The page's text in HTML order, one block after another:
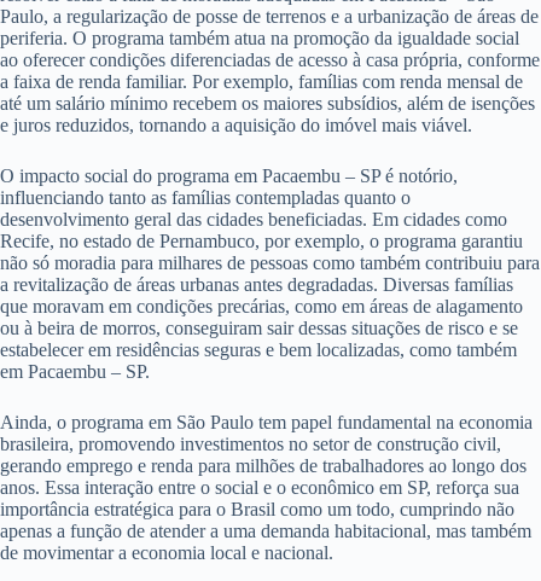
Paulo, a regularização de posse de terrenos e a urbanização de áreas de
periferia. O programa também atua na promoção da igualdade social
ao oferecer condições diferenciadas de acesso à casa própria, conforme
a faixa de renda familiar. Por exemplo, famílias com renda mensal de
até um salário mínimo recebem os maiores subsídios, além de isenções
e juros reduzidos, tornando a aquisição do imóvel mais viável.
O impacto social do programa em Pacaembu – SP é notório,
influenciando tanto as famílias contempladas quanto o
desenvolvimento geral das cidades beneficiadas. Em cidades como
Recife, no estado de Pernambuco, por exemplo, o programa garantiu
não só moradia para milhares de pessoas como também contribuiu para
a revitalização de áreas urbanas antes degradadas. Diversas famílias
que moravam em condições precárias, como em áreas de alagamento
ou à beira de morros, conseguiram sair dessas situações de risco e se
estabelecer em residências seguras e bem localizadas, como também
em Pacaembu – SP.
Ainda, o programa em São Paulo tem papel fundamental na economia
brasileira, promovendo investimentos no setor de construção civil,
gerando emprego e renda para milhões de trabalhadores ao longo dos
anos. Essa interação entre o social e o econômico em SP, reforça sua
importância estratégica para o Brasil como um todo, cumprindo não
apenas a função de atender a uma demanda habitacional, mas também
de movimentar a economia local e nacional.